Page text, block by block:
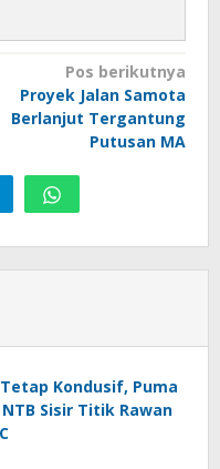
Pos berikutnya
Proyek Jalan Samota
Berlanjut Tergantung
Putusan MA
Kondusif, Puma
Sisir Titik Rawan